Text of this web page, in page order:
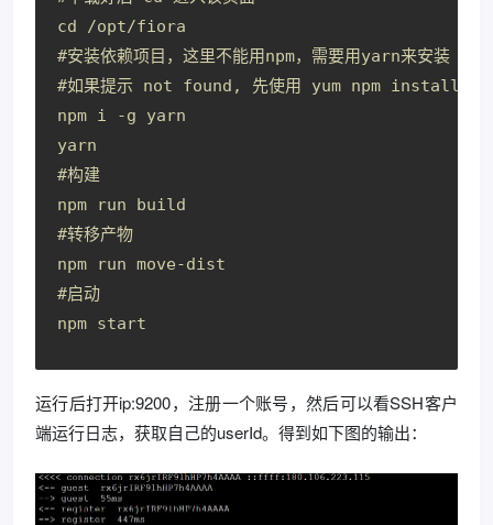
cd /opt/fiora
#安装依赖项目，这里不能用npm，需要用yarn来安装
#如果提示 not found, 先使用 yum npm install 然后
npm i -g yarn
yarn
#构建
npm run build
#转移产物
npm run move-dist
#启动
npm start
运行后打开ip:9200，注册一个账号，然后可以看SSH客户
端运行日志，获取自己的userId。得到如下图的输出：